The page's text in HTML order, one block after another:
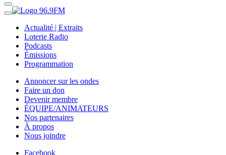
Actualité | Extraits
Loterie Radio
Podcasts
Émissions
Programmation
Annoncer sur les ondes
Faire un don
Devenir membre
ÉQUIPE/ANIMATEURS
Nos partenaires
À propos
Nous joindre
Facebook